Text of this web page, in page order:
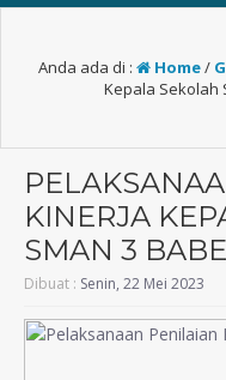
Anda ada di : Home/
Kepala Sekolah
KINERJA
SMAN 3
Dibuat : Senin, 22 Mei 2023